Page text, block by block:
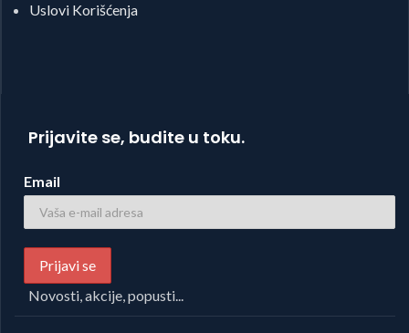
Uslovi Korišćenja
Prijavite se, budite u toku.
Email
Novosti, akcije, popusti...